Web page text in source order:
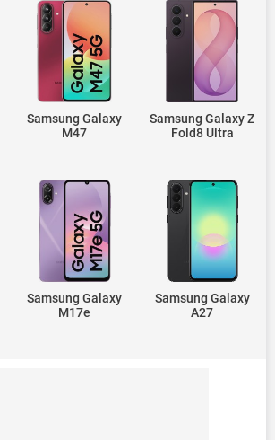
Samsung Galaxy Z
Fold8 Ultra
Samsung Galaxy
M47
Samsung Galaxy
A27
Samsung Galaxy
M17e